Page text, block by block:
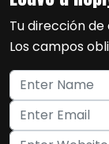
Tu dirección
Los campos